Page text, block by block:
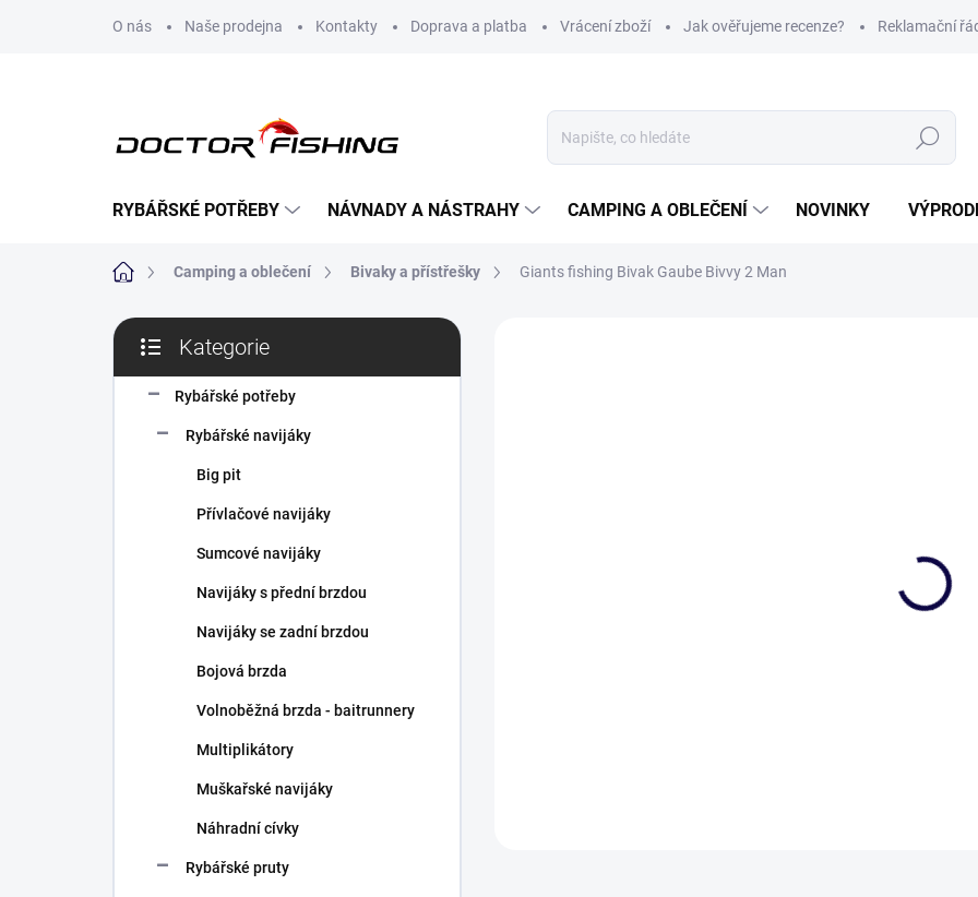
O nás Naše prodejna Kontakty Doprava a platba Vrácení zboží Jak ověřujeme recenze? Reklamační
Hledat
RYBÁŘSKÉ POTŘEBY NÁVNADY A NÁSTRAHY CAMPING A OBLEČENÍ NOVINKY
Domů Camping a oblečení Bivaky a přístřešky Giants fishing Bivak Gaube Bivvy 2 Man
P
s
kategorie
Kategorie
Rybářské potřeby
Rybářské navijáky
Big pit
Přívlačové navijáky
Sumcové navijáky
Navijáky s přední brzdou
Navijáky se zadní brzdou
Bojová brzda
Volnoběžná brzda - baitrunnery
Multiplikátory
Muškařské navijáky
Náhradní cívky
Rybářské pruty